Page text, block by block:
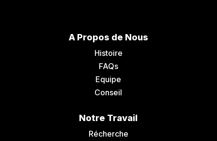
A Propos de Nous
Histoire
FAQs
Equipe
Conseil
Notre Travail
Récherche